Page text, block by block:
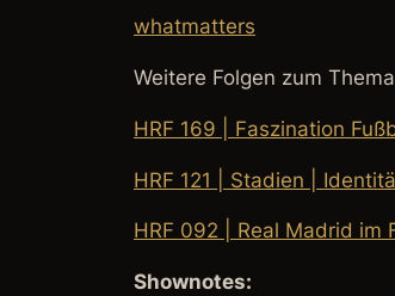
whatmatters
Weitere Folgen zum
HRF 169 | Faszination
HRF 121 | Stadien |
HRF 092 | Real Madrid im
Shownotes: